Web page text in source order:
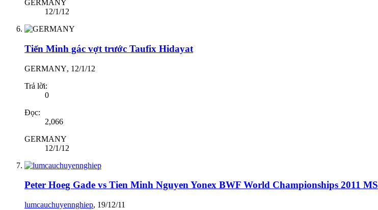
GERMANY
12/1/12
Tiến Minh gác vợt trước Taufix Hidayat
GERMANY, 12/1/12
Trả lời:
0
Đọc:
2,066
GERMANY
12/1/12
Peter Hoeg Gade vs Tien Minh Nguyen Yonex BWF World Championships 2011 MS
lumcauchuyennghiep, 19/12/11